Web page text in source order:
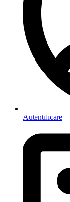
Autentificare